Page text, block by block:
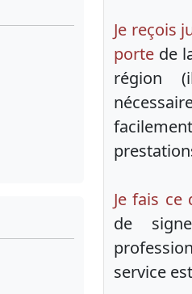
Je reçois
porte de
région
Je fais ce
de
service